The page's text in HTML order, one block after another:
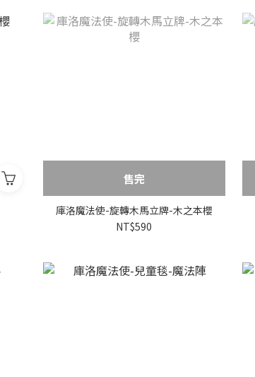
售完
庫洛魔法使-旋轉木馬立牌-木之本櫻
NT$590